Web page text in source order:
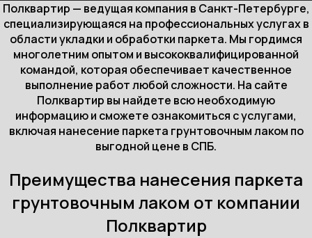
Полквартир — ведущая компания в Санкт-Петербурге,
специализирующаяся на профессиональных услугах в
области укладки и обработки паркета. Мы гордимся
многолетним опытом и высококвалифицированной
командой, которая обеспечивает качественное
выполнение работ любой сложности. На сайте
Полквартир вы найдете всю необходимую
информацию и сможете ознакомиться с услугами,
включая нанесение паркета грунтовочным лаком по
выгодной цене в СПБ.
Преимущества нанесения паркета
грунтовочным лаком от компании
Полквартир